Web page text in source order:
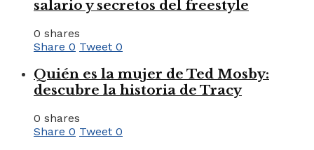
salario y secretos del freestyle
0 shares
Share 0 Tweet 0
Quién es la mujer de Ted Mosby:
descubre la historia de Tracy
0 shares
Share 0 Tweet 0